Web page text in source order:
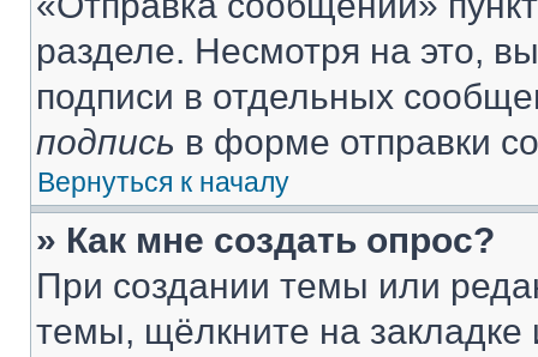
разделе. Несмотря на это,
подписи в отдельных
подпись в форме отправки
Вернуться к началу
» Как мне создать опрос?
При создании темы или
темы, щёлкните на